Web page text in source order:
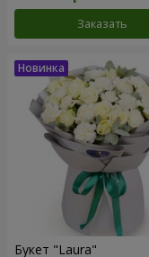
Заказать
Букет "Laura"